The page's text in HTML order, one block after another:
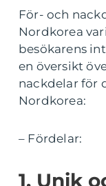
För- och
Nordkorea
besökarens
en översikt
nackdelar för
Nordkorea:
– Fördelar:
1. Unik